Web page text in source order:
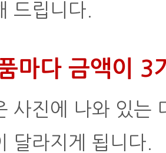
드립니다.
마다 금액이 3
사진에 나와 있는
달라지게 됩니다.